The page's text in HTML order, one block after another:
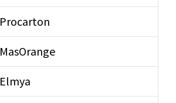
Procarton
MasOrange
Elmya